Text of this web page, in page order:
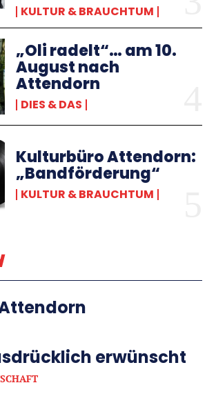
KULTUR & BRAUCHTUM
„Oli radelt“… am 10.
August nach
Attendorn
DIES & DAS
Kulturbüro Attendorn:
„Bandförderung“
KULTUR & BRAUCHTUM
erwünscht